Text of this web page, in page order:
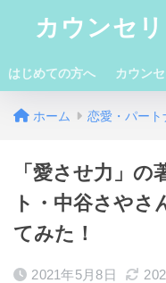
カウンセ
はじめての方へ カウン
ホーム 恋愛・パート
「愛させ力」
ト・中谷さやさ
てみた！
2021年5月8日